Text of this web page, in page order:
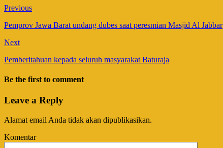
Previous
Pemprov Jawa Barat undang dubes saat peresmian Masjid Al Jabbar
Next
Pemberitahuan kepada seluruh masyarakat Baturaja
Be the first to comment
Leave a Reply
Alamat email Anda tidak akan dipublikasikan.
Komentar